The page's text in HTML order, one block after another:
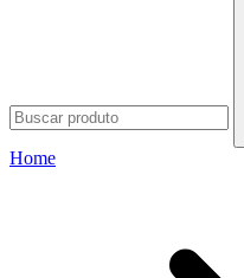
Home